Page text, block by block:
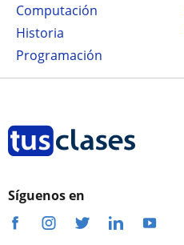
Computación
Historia
Programación
Síguenos en